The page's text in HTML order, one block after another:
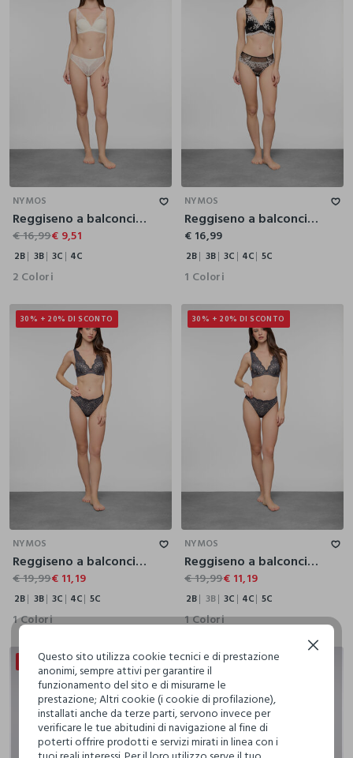
NYMOS
Reggiseno a balconcino in pizzo donna
€ 16,99€ 9,51
2B 3B 3C 4C
2 Colori
NYMOS
Reggiseno a balconcino in pizzo donna
€ 16,99
2B 3B 3C 4C 5C
1 Colori
30% + 20% DI SCONTO
5C
NYMOS
Reggiseno a balconcino donna
€ 19,99€ 11,19
2B 3B 3C 4C 5C
1 Colori
30% + 20% DI SCONTO
NYMOS
Reggiseno a balconcino imbottito donna
€ 19,99€ 11,19
2B 3B 3C 4C 5C
1 Colori
20% + 20% DI SCONTO 20% + 20% DI SCONTO
Questo sito utilizza cookie tecnici e di prestazione
anonimi, sempre attivi per garantire il
funzionamento del sito e di misurarne le
prestazione; Altri cookie (i cookie di profilazione),
installati anche da terze parti, servono invece per
verificare le tue abitudini di navigazione al fine di
poterti offrire prodotti e servizi mirati in linea con i
Continua senza accettare